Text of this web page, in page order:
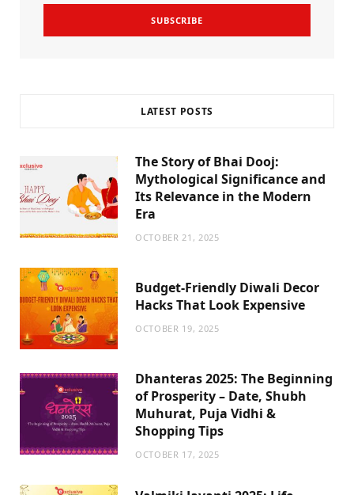
LATEST POSTS
The Story of Bhai Dooj:
Mythological Significance and
Its Relevance in the Modern
Era
OCTOBER 21, 2025
Budget-Friendly Diwali Decor
Hacks That Look Expensive
OCTOBER 19, 2025
Dhanteras 2025: The Beginning
of Prosperity – Date, Shubh
Muhurat, Puja Vidhi &
Shopping Tips
OCTOBER 17, 2025